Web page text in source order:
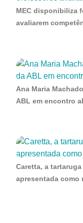
MEC disponibiliza
avaliarem
Ana Maria
ABL em encontro
Caretta, a
apresentada como